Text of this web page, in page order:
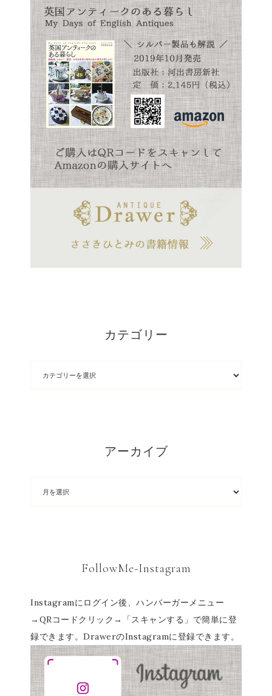
カテゴリー
アーカイブ
FollowMe-Instagram
Instagramにログイン後、ハンバーガーメニュー
→QRコードクリック→「スキャンする」で簡単に登
録できます。DrawerのInstagramに登録できます。